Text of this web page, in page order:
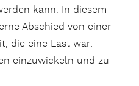
kann. In diesem
Abschied von einer
die eine Last war:
einzuwickeln und zu